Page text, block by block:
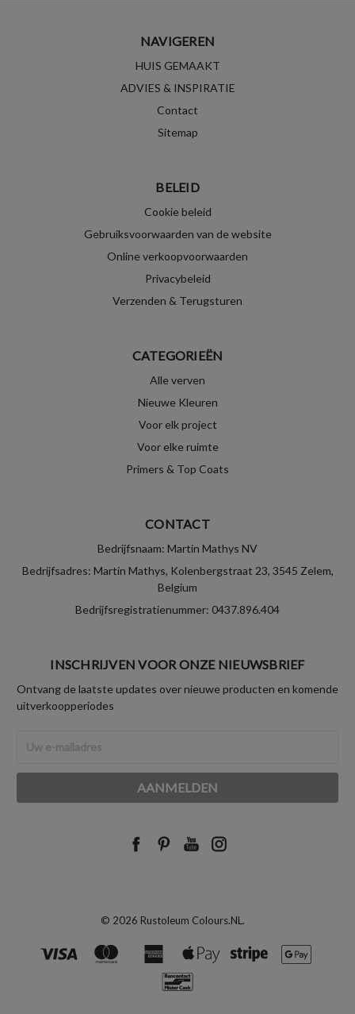
NAVIGEREN
HUIS GEMAAKT
ADVIES & INSPIRATIE
Contact
Sitemap
BELEID
Cookie beleid
Gebruiksvoorwaarden van de website
Online verkoopvoorwaarden
Privacybeleid
Verzenden & Terugsturen
CATEGORIEËN
Alle verven
Nieuwe Kleuren
Voor elk project
Voor elke ruimte
Primers & Top Coats
CONTACT
Bedrijfsnaam: Martin Mathys NV
Bedrijfsadres: Martin Mathys, Kolenbergstraat 23, 3545 Zelem,
Belgium
Bedrijfsregistratienummer: 0437.896.404
INSCHRIJVEN VOOR ONZE NIEUWSBRIEF
Ontvang de laatste updates over nieuwe producten en komende
uitverkoopperiodes
mailadres
© 2026 Rustoleum Colours.NL.